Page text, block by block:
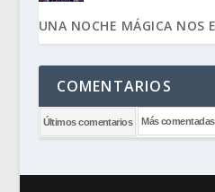
UNA NOCHE MÁGICA NOS
COMENTARIOS
Últimos comentarios Más comentadas